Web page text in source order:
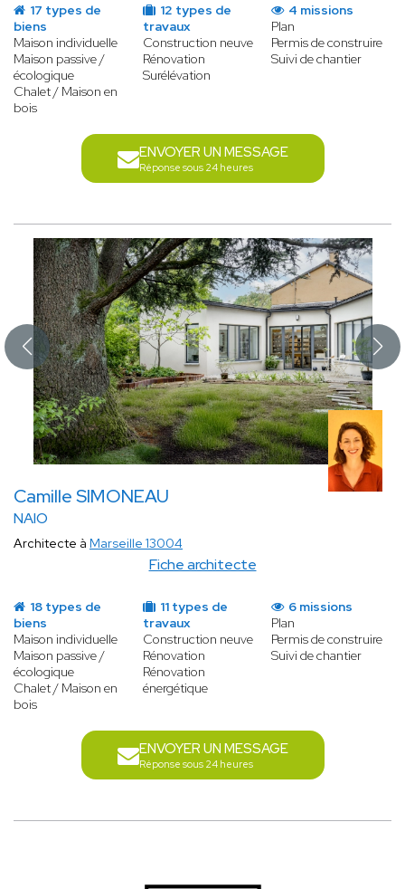
17 types de
biens
Maison individuelle
Maison passive /
écologique
Chalet / Maison en
bois
12 types de
travaux
Construction neuve
Rénovation
Surélévation
4 missions
Plan
Permis de construire
Suivi de chantier
ENVOYER UN MESSAGE
Réponse sous 24 heures
Camille SIMONEAU
NAIO
Fiche architecte
Architecte à Marseille 13004
18 types de
biens
Maison individuelle
Maison passive /
écologique
Chalet / Maison en
bois
11 types de
travaux
Construction neuve
Rénovation
Rénovation
énergétique
6 missions
Plan
Permis de construire
Suivi de chantier
ENVOYER UN MESSAGE
Réponse sous 24 heures